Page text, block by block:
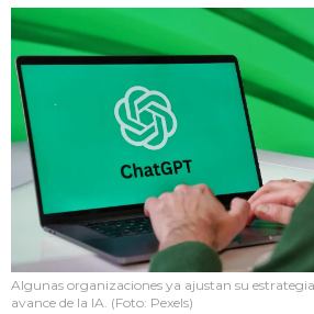
Algunas organizaciones ya ajustan su
avance de la IA. (Foto: Pexels)